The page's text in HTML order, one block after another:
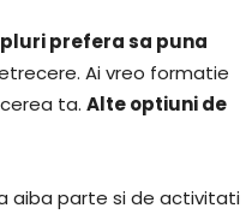
prefera sa puna
Ai vreo formatie
ta. Alte optiuni de
aiba parte si de activitati